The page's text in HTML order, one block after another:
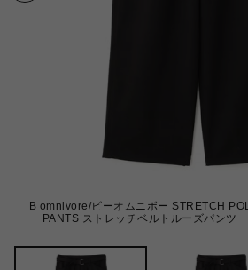
B omnivore/ビーオムニボー STRETCH
PANTS ストレッチベルトルーズパンツ